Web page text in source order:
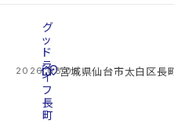
2026.08.08
cottage
グ
ッ
ド
ラ
イ
フ
長
町
location_on宮城県仙台市太白区長